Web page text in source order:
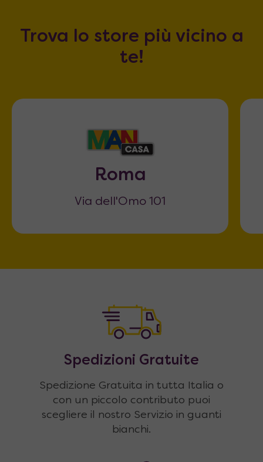
Trova lo store più vicino a
te!
Roma
Via dell'Omo 101
Spedizioni Gratuite
Spedizione Gratuita in tutta Italia o
con un piccolo contributo puoi
scegliere il nostro Servizio in guanti
bianchi.